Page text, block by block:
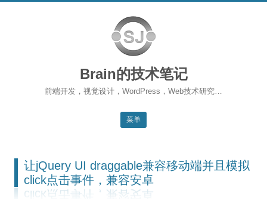
Brain的技术笔记
前端开发，视觉设计，WordPress，Web技术研究…
菜单
博客首页
让jQuery UI draggable兼容移动端并且模拟
click点击事件，兼容安卓